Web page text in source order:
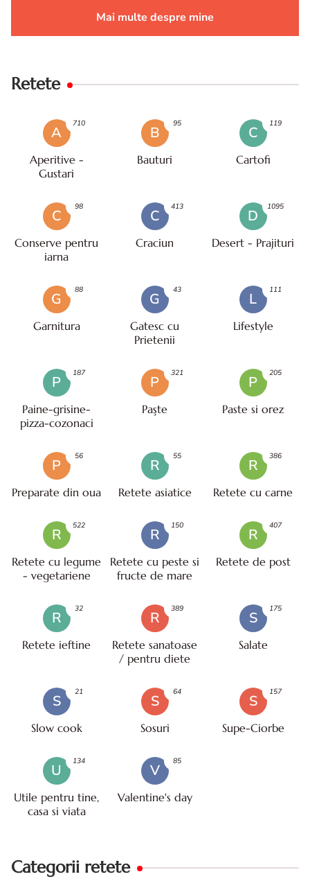
Mai multe despre mine
Retete
A
Aperitive -
Gustari
710
B
Bauturi
95
C
Cartofi
119
C
Conserve pentru
iarna
98
C
Craciun
413
D
Desert - Prajituri
1095
G
Garnitura
88
G
Gatesc cu
Prietenii
43
L
Lifestyle
111
P
Paine-grisine-
pizza-cozonaci
187
P
Paşte
321
P
Paste si orez
205
P
Preparate din oua
56
R
Retete asiatice
55
R
Retete cu carne
386
R
Retete cu legume
- vegetariene
522
R
Retete cu peste si
fructe de mare
150
R
Retete de post
407
R
Retete ieftine
32
R
Retete sanatoase
/ pentru diete
389
S
Salate
175
S
Slow cook
21
S
Sosuri
64
S
Supe-Ciorbe
157
U
Utile pentru tine,
casa si viata
134
V
Valentine's day
85
Categorii retete